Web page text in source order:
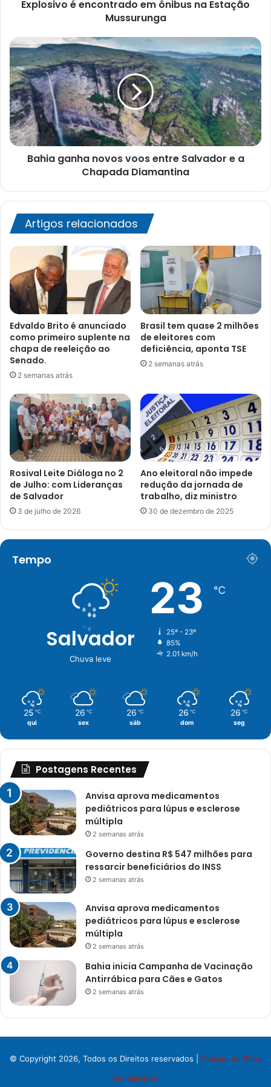
Explosivo é encontrado em ônibus na Estação
Mussurunga
Bahia
ganha
novos
voos
entre
Salvador
e
a
Chapada
Diamantina
Bahia ganha novos voos entre Salvador e a
Chapada Diamantina
Artigos relacionados
Edvaldo Brito é anunciado
como primeiro suplente na
chapa de reeleição ao
Senado.
2 semanas atrás
Brasil tem quase 2 milhões
de eleitores com
deficiência, aponta TSE
2 semanas atrás
Rosival Leite Diáloga no 2
de Julho: com Lideranças
de Salvador
3 de julho de 2026
Ano eleitoral não impede
redução da jornada de
trabalho, diz ministro
30 de dezembro de 2025
Tempo
Salvador
Chuva leve
23 ℃
25º - 23º
85%
2.01 km/h
25 ℃
qui
26 ℃
sex
26 ℃
sáb
26 ℃
dom
26 ℃
seg
Postagens Recentes
Anvisa aprova medicamentos
pediátricos para lúpus e esclerose
múltipla
2 semanas atrás
Governo destina R$ 547 milhões para
ressarcir beneficiários do INSS
2 semanas atrás
Anvisa aprova medicamentos
pediátricos para lúpus e esclerose
múltipla
2 semanas atrás
Bahia inicia Campanha de Vacinação
Antirrábica para Cães e Gatos
2 semanas atrás
© Copyright 2026, Todos os Direitos reservados | Criação de Sites
em Salvador